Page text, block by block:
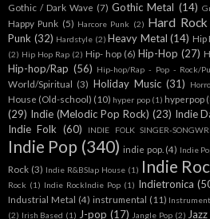
Gothic / Dark Wave (7) Gothic Metal (14)
Happy Punk (5) Harcore Punk (2) Hard Rock
Punk (32) Hardstyle (2) Heavy Metal (14) Hip
(2) Hip Hop Rap (2) Hip- hop (6) Hip-Hop (27)
Hip-hop/Rap (56) Hip-hop/Rap - Pop - Rock/
World/Spiritual (3) Holiday Music (31)
House (Old-school) (10) hyper pop (1) hyperpop
(29) Indie (Melodic Pop Rock) (23) Indie
Indie Folk (60) INDIE FOLK SINGER-
Indie Pop (340) indie pop. (4) Indie
Rock (3) Indie R&BSlap House (1) Indie
Rock (1) Indie RockIndie Pop (1) Indietronica
Industrial Metal (4) instrumental (11)
(2) Irish Based (1) J-pop (17) Jangle Pop (2) Jazz